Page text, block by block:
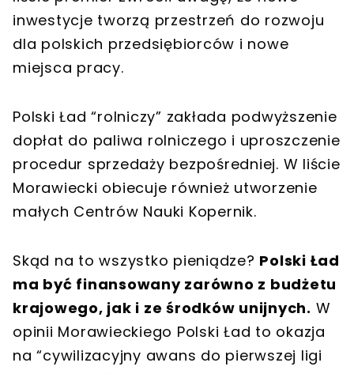
inwestycje tworzą przestrzeń do rozwoju
dla polskich przedsiębiorców i nowe
miejsca pracy.
Polski Ład “rolniczy” zakłada podwyższenie
dopłat do paliwa rolniczego i uproszczenie
procedur sprzedaży bezpośredniej. W liście
Morawiecki obiecuje również utworzenie
małych Centrów Nauki Kopernik.
Skąd na to wszystko pieniądze? Polski Ład
ma być finansowany zarówno z budżetu
krajowego, jak i ze środków unijnych. W
opinii Morawieckiego Polski Ład to okazja
na “cywilizacyjny awans do pierwszej ligi